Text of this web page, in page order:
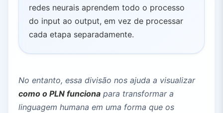
redes neurais aprendem todo o processo
do input ao output, em vez de processar
cada etapa separadamente.
No entanto, essa divisão nos ajuda a visualizar
como o PLN funciona para transformar a
linguagem humana em uma forma que os